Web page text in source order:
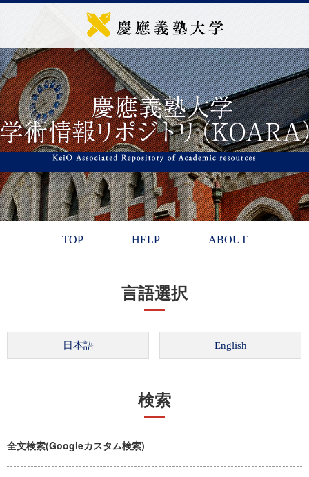
TOP HELP ABOUT
言語選択
検索
全文検索(Googleカスタム検索)